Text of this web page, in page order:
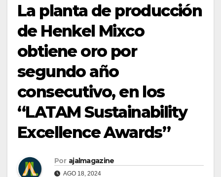
La planta de producción
de Henkel Mixco
obtiene oro por
segundo año
consecutivo, en los
“LATAM Sustainability
Excellence Awards”
Por ajalmagazine
AGO 18, 2024